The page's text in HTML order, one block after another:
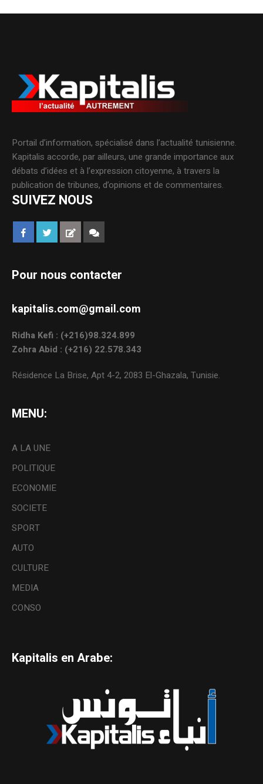
Portail d’information, spécialisé dans l’actualité tunisienne.
Kapitalis accorde, par ailleurs, une grande importance aux
débats d’idées et à l’expression citoyenne, à travers la
publication de tribunes, d’opinions et de commentaires.
SUIVEZ NOUS
Pour nous contacter
kapitalis.com@gmail.com
Ridha Kefi : (+216)98.324.899
Zohra Abid : (+216) 22.578.343
Résidence La Brise, Apt 4-2, 2083 El-Ghazala, Tunisie.
MENU:
A LA UNE
POLITIQUE
ECONOMIE
SOCIETE
SPORT
AUTO
CULTURE
MEDIA
CONSO
Kapitalis en Arabe: